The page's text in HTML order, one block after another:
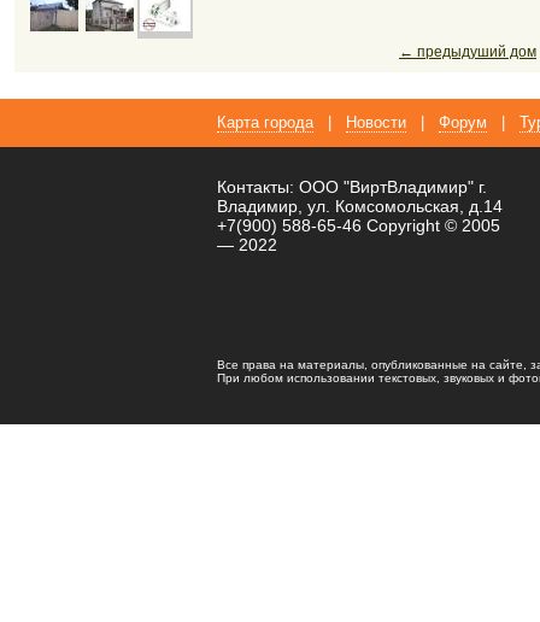
← предыдуший дом
Карта города Новости Форум
Контакты: ООО "ВиртВладимир" г.
Владимир, ул. Комсомольская, д.14
+7(900) 588-65-46 Copyright © 2005
— 2022
Все права на материалы, опубликованные на сайте,
При любом использовании текстовых, звуковых и